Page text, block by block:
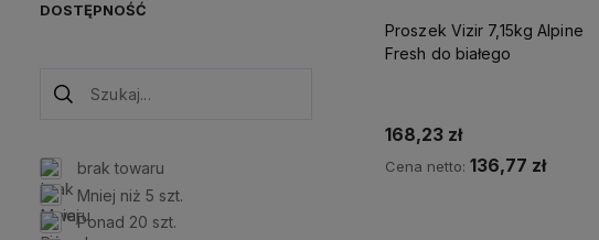
DOSTĘPNOŚĆ
brak towaru
Mniej niż 5 szt.
Ponad 20 szt.
Proszek Vizir 7,15kg Alpine
Fresh do białego
168,23 zł
Cena netto: 136,77 zł